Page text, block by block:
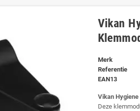
Vikan
Merk
Referentie
EAN13
Vikan
Deze